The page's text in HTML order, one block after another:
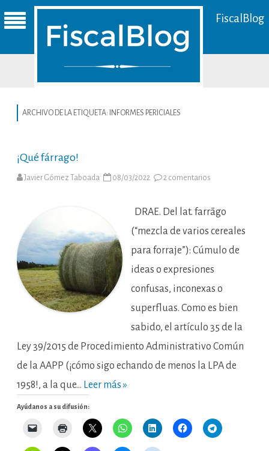
FiscalBlog
ARCHIVO DE LA ETIQUETA: INFORMES PERICIALES
¡Qué fárrago!
Javier Gómez Taboada 08/03/2022 2 comentarios
DRAE. Del lat. farrāgo
(“mezcla de varios cereales
para forraje”): Cúmulo de
ideas o expresiones
confusas, inconexas o
superfluas. Como es bien
sabido, el artículo 35 de la
Ley 39/2015 de Procedimiento Administrativo Común
de la AAPP (¡cómo sigo echando de menos la LPA de
1958!, a la que… Leer más »
Ayúdanos a su difusión: